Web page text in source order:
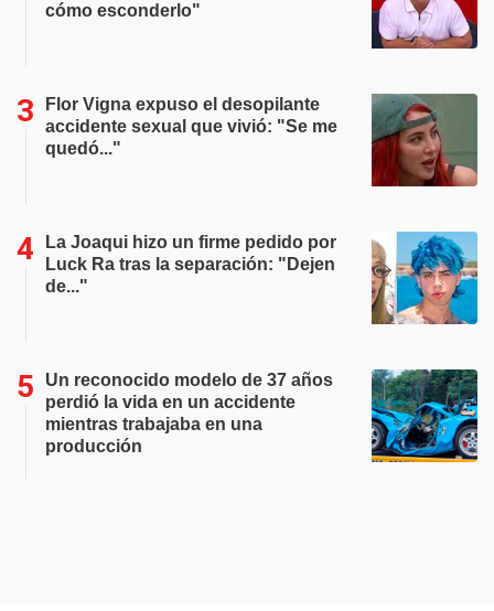
cómo esconderlo"
Flor Vigna expuso el desopilante
accidente sexual que vivió: "Se me
quedó..."
La Joaqui hizo un firme pedido por
Luck Ra tras la separación: "Dejen
de..."
Un reconocido modelo de 37 años
perdió la vida en un accidente
mientras trabajaba en una
producción